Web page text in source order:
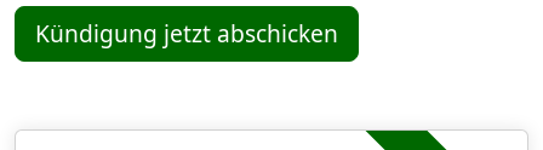
Kündigung jetzt abschicken